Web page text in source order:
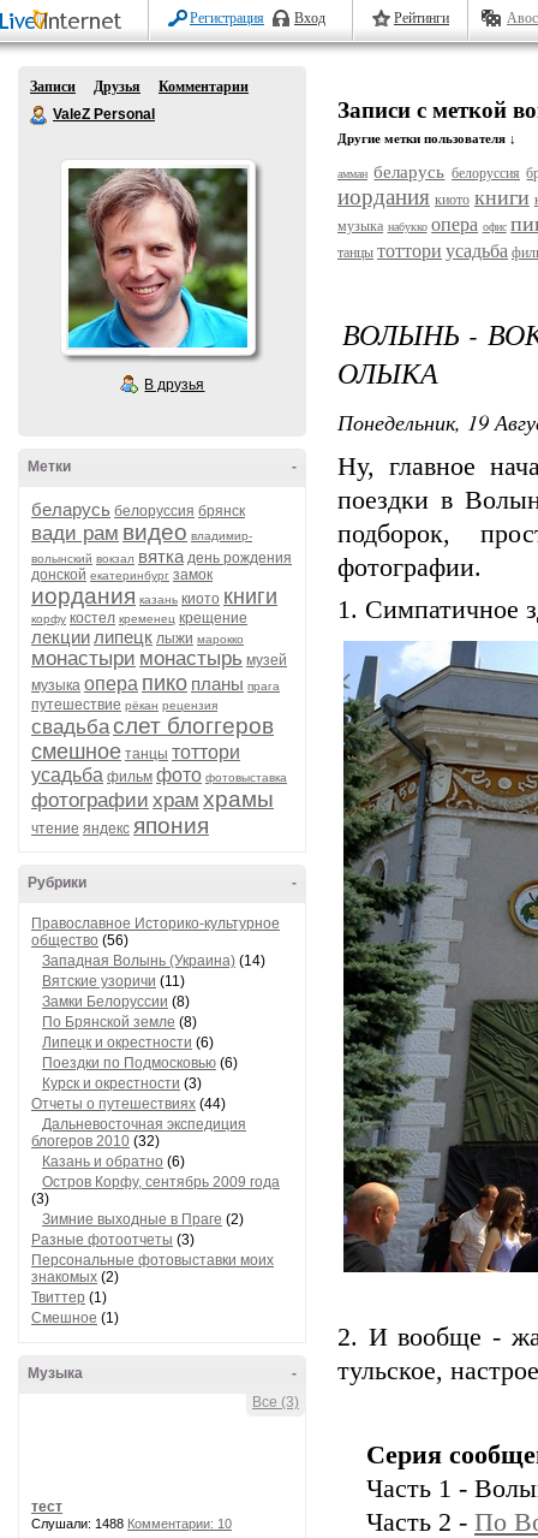
Регистрация Вход Рейтинги
Записи Друзья
Комментарии
ValeZ Personal
В друзья
-
Метки
беларусь белоруссия брянск
вади рам видео владимир-
волынский вокзал вятка день рождения
донской екатеринбург замок
иордания казань киото книги
корфу костел кременец крещение
лекции липецк лыжи марокко
монастыри монастырь музей
музыка опера пико планы прага
путешествие рёкан рецензия
свадьбаслет блоггеров
смешное танцы тоттори
усадьба фильм фото фотовыставка
фотографии храм храмы
чтение яндекс япония
-
Рубрики
Православное Историко-культурное
общество (56)
Западная Волынь (Украина) (14)
Вятские узоричи (11)
Замки Белоруссии (8)
По Брянской земле (8)
Липецк и окрестности (6)
Поездки по Подмосковью (6)
Курск и окрестности (3)
Отчеты о путешествиях (44)
Дальневосточная экспедиция
блогеров 2010 (32)
Казань и обратно (6)
Остров Корфу, сентябрь 2009 года
(3)
Зимние выходные в Праге (2)
Разные фотоотчеты (3)
Персональные фотовыставки моих
знакомых (2)
Твиттер (1)
Смешное (1)
-
Музыка
Все (3)
тест
Слушали: 1488 Комментарии: 10
Записи с меткой
Другие метки пользователя ↓
амман беларусь белоруссия
иордания киото книги
музыка набукко опера офис
танцы тоттори усадьба
ВОЛЫНЬ -
ОЛЫКА
Понедельник, 19
Ну, главное
поездки в
подборок,
фотографии.
1. Симпатичное
2. И вообще -
тульское,
Серия
Часть 1 -
Часть 2 - По